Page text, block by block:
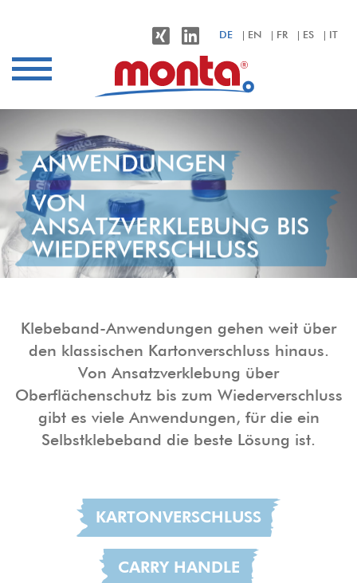
Nachhaltigkeit
Unternehmen
Kontakt
DE EN FR ES IT
ANWENDUNGEN
VON
ANSATZVERKLEBUNG BIS
WIEDERVERSCHLUSS
Klebeband-Anwendungen gehen weit über
den klassischen Kartonverschluss hinaus.
Von Ansatzverklebung über
Oberflächenschutz bis zum Wiederverschluss
gibt es viele Anwendungen, für die ein
Selbstklebeband die beste Lösung ist.
KARTONVERSCHLUSS
CARRY HANDLE